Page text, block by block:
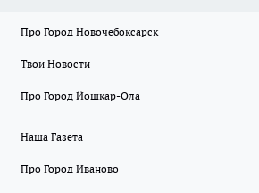
Про Город Новочебоксарск
Твои Новости
Про Город Йошкар-Ола
Наша Газета
Про Город Иваново